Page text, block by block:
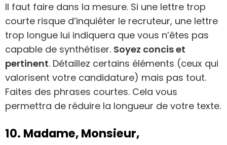
Il faut faire dans la mesure. Si une lettre trop
courte risque d’inquiéter le recruteur, une lettre
trop longue lui indiquera que vous n’êtes pas
capable de synthétiser. Soyez concis et
pertinent. Détaillez certains éléments (ceux qui
valorisent votre candidature) mais pas tout.
Faites des phrases courtes. Cela vous
permettra de réduire la longueur de votre texte.
10. Madame, Monsieur,